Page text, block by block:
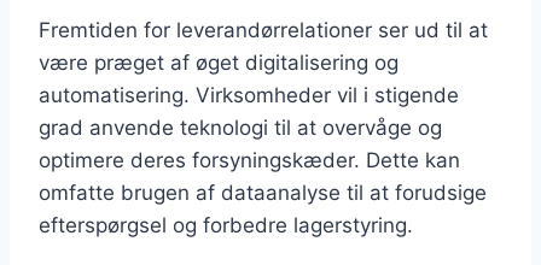
Fremtiden for leverandørrelationer ser ud til at
være præget af øget digitalisering og
automatisering. Virksomheder vil i stigende
grad anvende teknologi til at overvåge og
optimere deres forsyningskæder. Dette kan
omfatte brugen af dataanalyse til at forudsige
efterspørgsel og forbedre lagerstyring.